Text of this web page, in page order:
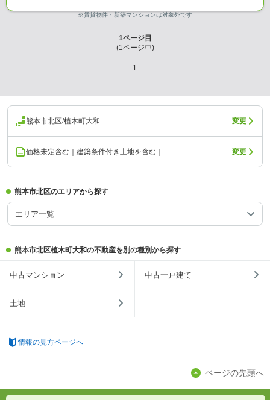
※賃貸物件・新築マンションは対象外です
1ページ目
(1ページ中)
1
熊本市北区/植木町大和 変更
価格未定含む｜建築条件付き土地を含む｜ 変更
熊本市北区のエリアから探す
エリア一覧
熊本市北区植木町大和の不動産を別の種別から探す
中古マンション 中古一戸建て
土地
情報の見方ページへ
ページの先頭へ